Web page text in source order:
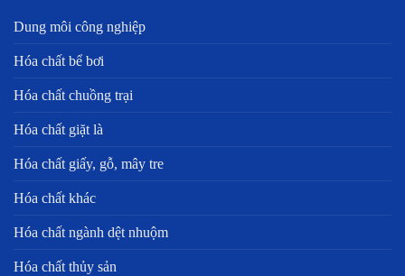
Dung môi công nghiệp
Hóa chất bể bơi
Hóa chất chuồng trại
Hóa chất giặt là
Hóa chất giấy, gỗ, mây tre
Hóa chất khác
Hóa chất ngành dệt nhuộm
Hóa chất thủy sản